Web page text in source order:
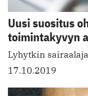
Uusi suositus
toimintakyvyn
Lyhytkin
17.10.2019